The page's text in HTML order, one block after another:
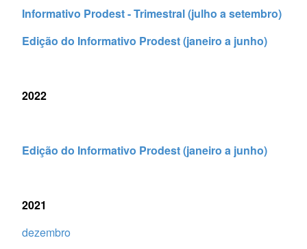
Informativo Prodest - Trimestral (julho a setembro)
Edição do Informativo Prodest (janeiro a junho)
2022
Edição do Informativo Prodest (janeiro a junho)
2021
dezembro